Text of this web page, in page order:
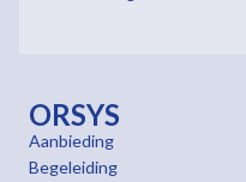
ORSYS
Aanbieding
Begeleiding